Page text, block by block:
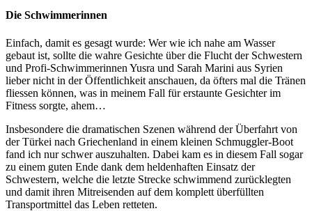
Die Schwimmerinnen
Einfach, damit es gesagt wurde: Wer wie ich nahe am Wasser
gebaut ist, sollte die wahre Gesichte über die Flucht der Schwestern
und Profi-Schwimmerinnen Yusra und Sarah Marini aus Syrien
lieber nicht in der Öffentlichkeit anschauen, da öfters mal die Tränen
fliessen können, was in meinem Fall für erstaunte Gesichter im
Fitness sorgte, ahem…
Insbesondere die dramatischen Szenen während der Überfahrt von
der Türkei nach Griechenland in einem kleinen Schmuggler-Boot
fand ich nur schwer auszuhalten. Dabei kam es in diesem Fall sogar
zu einem guten Ende dank dem heldenhaften Einsatz der
Schwestern, welche die letzte Strecke schwimmend zurücklegten
und damit ihren Mitreisenden auf dem komplett überfüllten
Transportmittel das Leben retteten.